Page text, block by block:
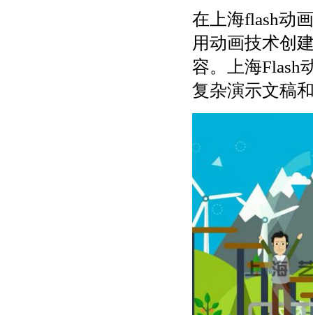
在上海flash动
用动画技术创
容。上海Flash
复杂演示文稿